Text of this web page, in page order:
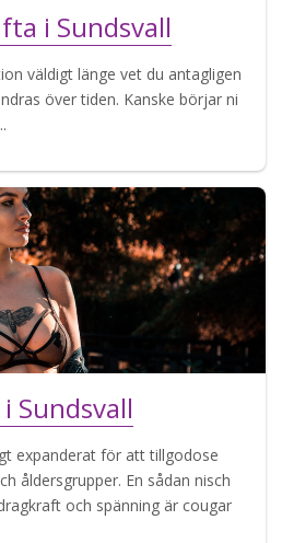
i Sundsvall
väldigt länge vet du antagligen
över tiden. Kanske börjar ni
Sundsvall
expanderat för att tillgodose
åldersgrupper. En sådan nisch
och spänning är cougar